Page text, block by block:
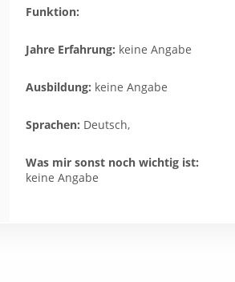
Funktion:
Jahre Erfahrung: keine Angabe
Ausbildung: keine Angabe
Sprachen: Deutsch,
Was mir sonst noch wichtig ist:
keine Angabe